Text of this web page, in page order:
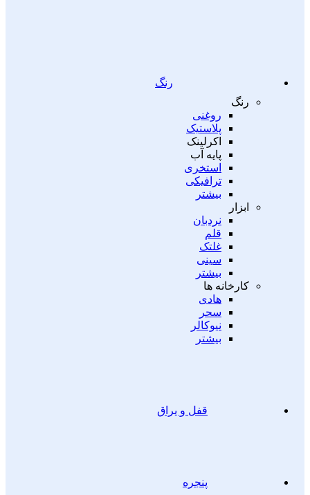
رنگ
رنگ
روغنی
پلاستیک
اکرلینک
پایه آب
استخری
ترافیکی
بیشتر
ابزار
نردبان
قلم
غلتک
سینی
بیشتر
کارخانه ها
هادی
سحر
نیوکالر
بیشتر
قفل و یراق
پنجره